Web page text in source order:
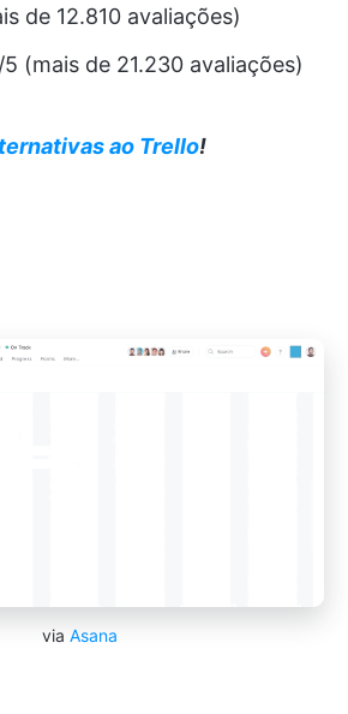
de 12.810 avaliações)
(mais de 21.230 avaliações)
ao Trello!
via Asana